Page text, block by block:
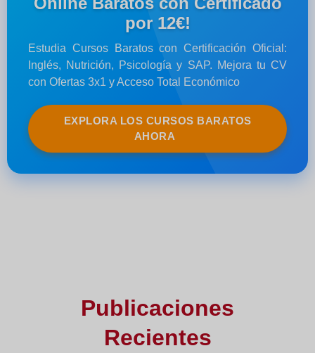
por 12€!
Estudia Cursos Baratos con Certificación Oficial:
Inglés, Nutrición, Psicología y SAP. Mejora tu CV
con Ofertas 3x1 y Acceso Total Económico
EXPLORA LOS CURSOS BARATOS
AHORA
Publicaciones
Recientes